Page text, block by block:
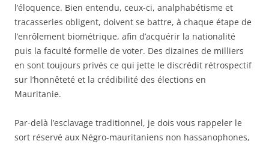
l’éloquence. Bien entendu, ceux-ci, analphabétisme et
tracasseries obligent, doivent se battre, à chaque étape de
l’enrôlement biométrique, afin d’acquérir la nationalité
puis la faculté formelle de voter. Des dizaines de milliers
en sont toujours privés ce qui jette le discrédit rétrospectif
sur l’honnêteté et la crédibilité des élections en
Mauritanie.
Par-delà l’esclavage traditionnel, je dois vous rappeler le
sort réservé aux Négro-mauritaniens non hassanophones,